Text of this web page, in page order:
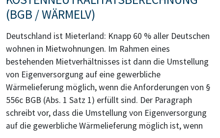
(BGB / WÄRMELV)
Deutschland ist Mieterland: Knapp 60 % aller Deutschen
wohnen in Mietwohnungen. Im Rahmen eines
bestehenden Mietverhältnisses ist dann die Umstellung
von Eigenversorgung auf eine gewerbliche
Wärmelieferung möglich, wenn die Anforderungen von §
556c BGB (Abs. 1 Satz 1) erfüllt sind. Der Paragraph
schreibt vor, dass die Umstellung von Eigenversorgung
auf die gewerbliche Wärmelieferung möglich ist, wenn